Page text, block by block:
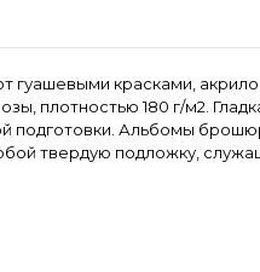
гуашевыми красками,
плотностью 180 г/м2.
подготовки. Альбомы
твердую подложку,